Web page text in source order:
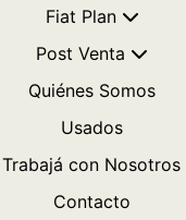
Fiat Plan
Post Venta
Quiénes Somos
Usados
Trabajá con Nosotros
Contacto